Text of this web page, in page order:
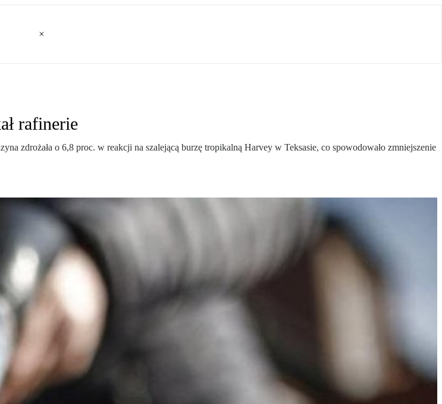
rafinerie
zdrożała o 6,8 proc. w reakcji na szalejącą burzę tropikalną Harvey w Teksasie, co spowodowało zmniejszenie